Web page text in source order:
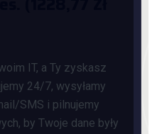
IT, a Ty zyskasz
24/7, wysyłamy
SMS i pilnujemy
by Twoje dane były